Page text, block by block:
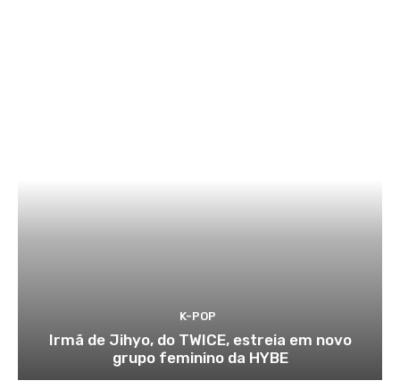
K-POP
Irmã de Jihyo, do TWICE, estreia em novo
grupo feminino da HYBE